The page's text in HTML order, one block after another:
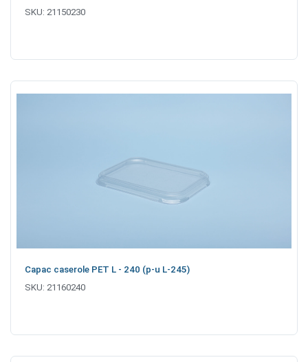
SKU: 21150230
Capac caserole PET L - 240 (p-u L-245)
SKU: 21160240